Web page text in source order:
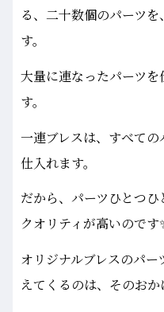
る、二十数個のパーツ
す。
大量に連なったパーツ
す。
一連ブレスは、すべて
仕入れます。
だから、パーツひとつ
クオリティが高いのです
オリジナルブレスのパ
えてくるのは、そのお